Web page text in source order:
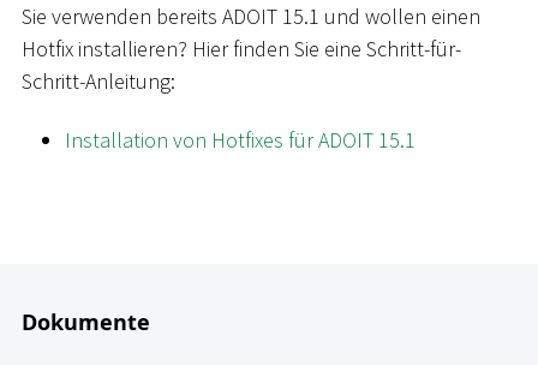
Sie verwenden bereits ADOIT 15.1 und wollen einen
Hotfix installieren? Hier finden Sie eine Schritt-für-
Schritt-Anleitung:
Installation von Hotfixes für ADOIT 15.1
Dokumente